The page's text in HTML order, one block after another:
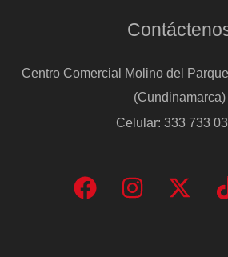
Centro Comercial Molino del
(Cundinamarca)
Celular: 333 733